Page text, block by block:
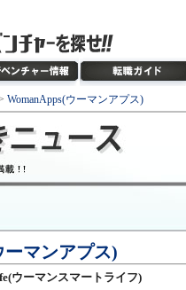
WomanApps(ウーマンアプス)
ーマンアプス)
ウーマンスマートライフ)